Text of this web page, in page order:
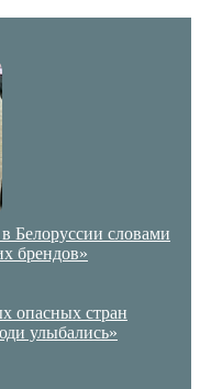
Белоруссии словами
брендов»
опасных стран
улыбались»